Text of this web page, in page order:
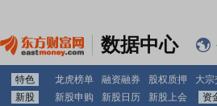
数据中心
特色 龙虎榜单 融资融券 股权质押 大宗
新股
新股申购 新股日历 新股上会 资